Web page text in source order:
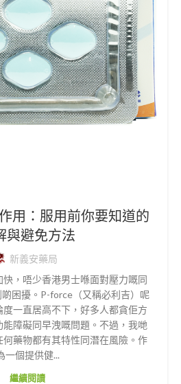
用：服用前你要知道的
與避免方法
新義安藥局
，唔少香港男士喺面對壓力嘅同
困擾。P-force（又稱必利吉）呢
一直居高不下，好多人都貪佢方
障礙同早洩嘅問題。不過，我哋
藥物都有其特性同潛在風險。作
一個提供健...
繼續閱讀